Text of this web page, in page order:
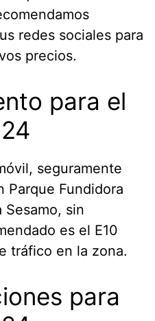
redes sociales para
precios.
para el
seguramente
Parque Fundidora
Sesamo, sin
es el E10
tráfico en la zona.
para